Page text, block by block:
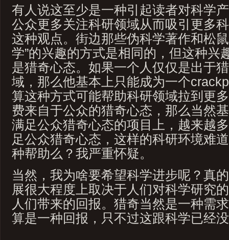
有人说这至少是一种引起读者对科学
公众更多关注科研领域从而吸引更多
这种观点。街边那些伪科学著作和松
学”的兴趣的方式是相同的，但这种兴
是猎奇心态。如果一个人仅仅是出于
域，那么他基本上只能成为一个
算这种方式可能帮助科研领域拉到更
费来自于公众的猎奇心态，那么当然
满足公众猎奇心态的项目上，越来越
足公众猎奇心态，这样的科研环境难
种帮助么？我严重怀疑。
当然，我为啥要希望科学进步呢？真
展很大程度上取决于人们对科学研究
人们带来的回报。猎奇当然是一种需
算是一种回报，只不过这跟科学已经